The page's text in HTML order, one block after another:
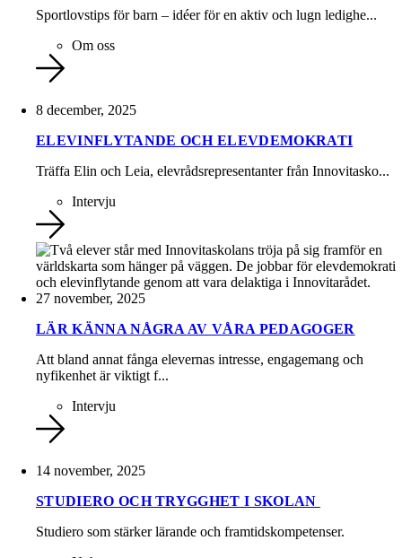
Sportlovstips för barn – idéer för en aktiv och lugn ledighe...
Om oss
8 december, 2025
ELEVINFLYTANDE OCH ELEVDEMOKRATI
Träffa Elin och Leia, elevrådsrepresentanter från Innovitasko...
Intervju
27 november, 2025
LÄR KÄNNA NÅGRA AV VÅRA PEDAGOGER
Att bland annat fånga elevernas intresse, engagemang och
nyfikenhet är viktigt f...
Intervju
14 november, 2025
STUDIERO OCH TRYGGHET I SKOLAN
Studiero som stärker lärande och framtidskompetenser.